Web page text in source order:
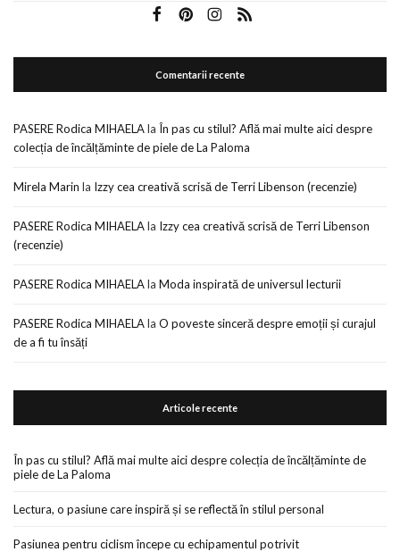
Comentarii recente
PASERE Rodica MIHAELAla În pas cu stilul? Află mai multe aici despre
colecția de încălțăminte de piele de La Paloma
Mirela Marin la Izzy cea creativă scrisă de Terri Libenson (recenzie)
PASERE Rodica MIHAELAla Izzy cea creativă scrisă de Terri Libenson
(recenzie)
PASERE Rodica MIHAELAla Moda inspirată de universul lecturii
PASERE Rodica MIHAELAla O poveste sinceră despre emoții și curajul
de a fi tu însăți
Articole recente
În pas cu stilul? Află mai multe aici despre colecția de încălțăminte de
piele de La Paloma
Lectura, o pasiune care inspiră și se reflectă în stilul personal
Pasiunea pentru ciclism începe cu echipamentul potrivit